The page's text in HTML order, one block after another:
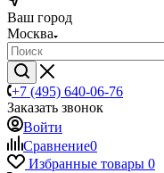
Ваш город
Москва
+7 (495) 640-06-76
Заказать звонок
Войти
Сравнение0
Избранные товары 0